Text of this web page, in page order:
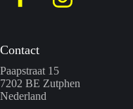
Contact
Paapstraat 15
7202 BE Zutphen
Nederland